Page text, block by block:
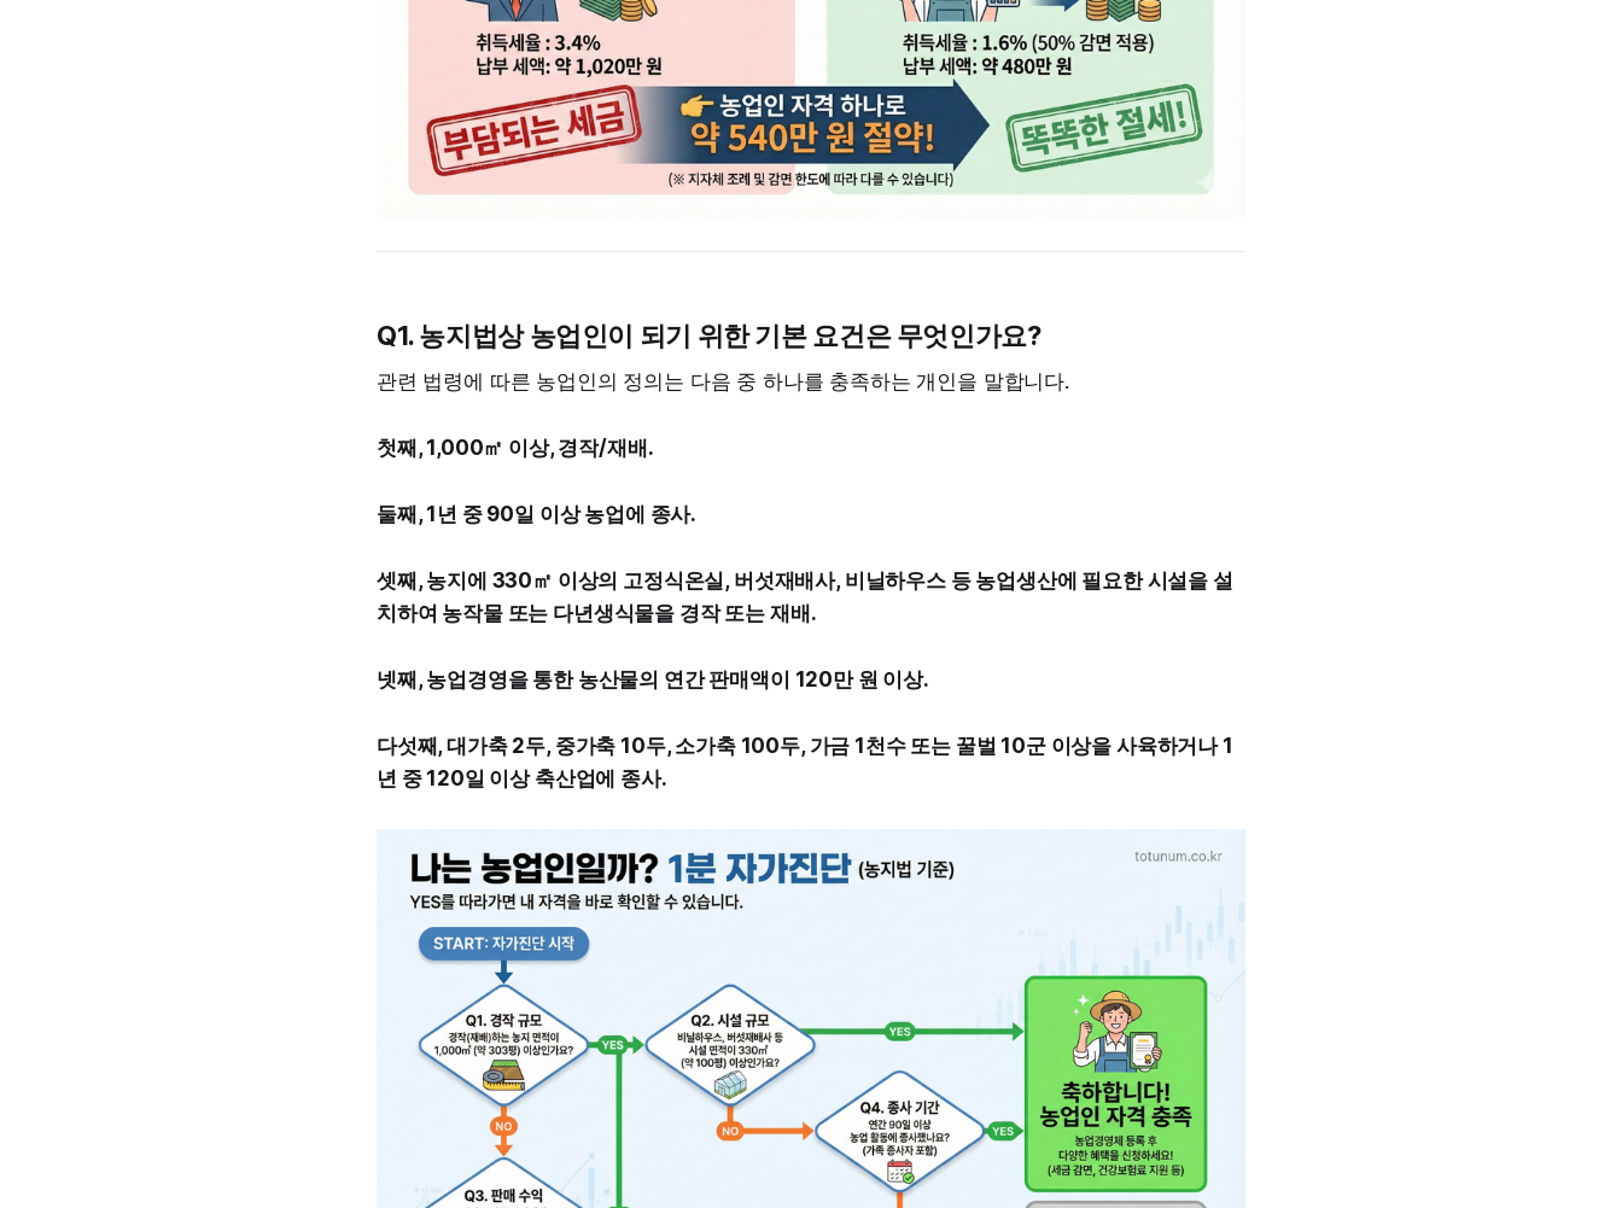
Q1. 농지법상 농업인이 되기 위한 기본 요건은 무엇인가요?
관련 법령에 따른 농업인의 정의는 다음 중 하나를 충족하는 개인을 말합니다.
첫째, 1,000㎡ 이상, 경작/재배.
둘째, 1년 중 90일 이상 농업에 종사.
셋째, 농지에 330㎡ 이상의 고정식온실, 버섯재배사, 비닐하우스 등 농업생산에 필요한 시설을 설
치하여 농작물 또는 다년생식물을 경작 또는 재배.
넷째, 농업경영을 통한 농산물의 연간 판매액이 120만 원 이상.
다섯째, 대가축 2두, 중가축 10두, 소가축 100두, 가금 1천수 또는 꿀벌 10군 이상을 사육하거나 1
년 중 120일 이상 축산업에 종사.